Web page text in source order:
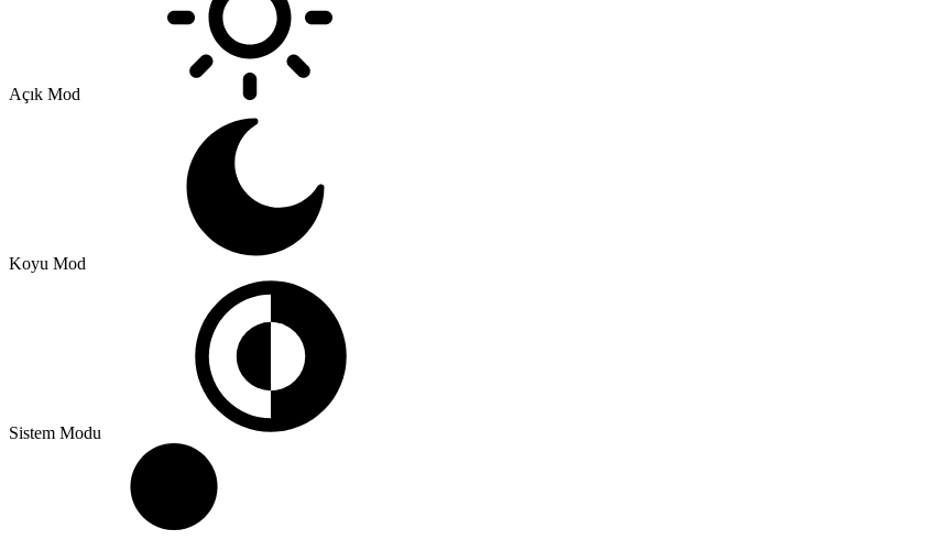
Açık Mod
Koyu Mod
Sistem Modu